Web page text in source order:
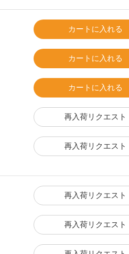
カートに入れる
カートに入れる
カートに入れる
再入荷リクエスト
再入荷リクエスト
再入荷リクエスト
再入荷リクエスト